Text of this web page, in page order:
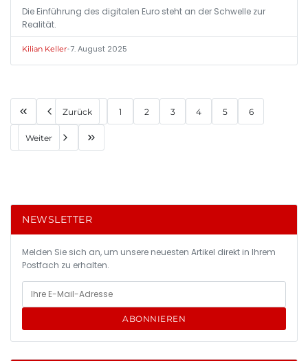
Die Einführung des digitalen Euro steht an der Schwelle zur
Realität.
Kilian Keller•7. August 2025
Zurück 1 2 3 4 5 6
Weiter
NEWSLETTER
Melden Sie sich an, um unsere neuesten Artikel direkt in Ihrem
Postfach zu erhalten.
ABONNIEREN